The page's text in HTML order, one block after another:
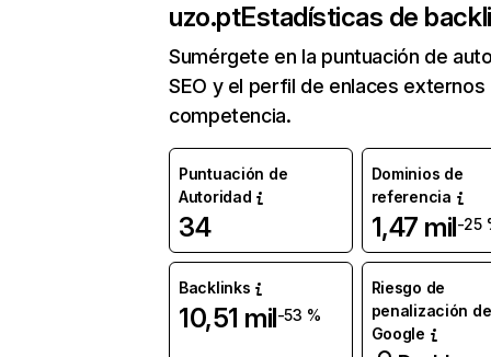
uzo.ptEstadísticas de
Sumérgete en la puntuación de
SEO y el perfil de enlaces externos
competencia.
Puntuación de
Autoridad
34
Dominios de
referencia
1,47 mil-25
Backlinks
10,51 mil-53 %
Riesgo de
penalización de
Google